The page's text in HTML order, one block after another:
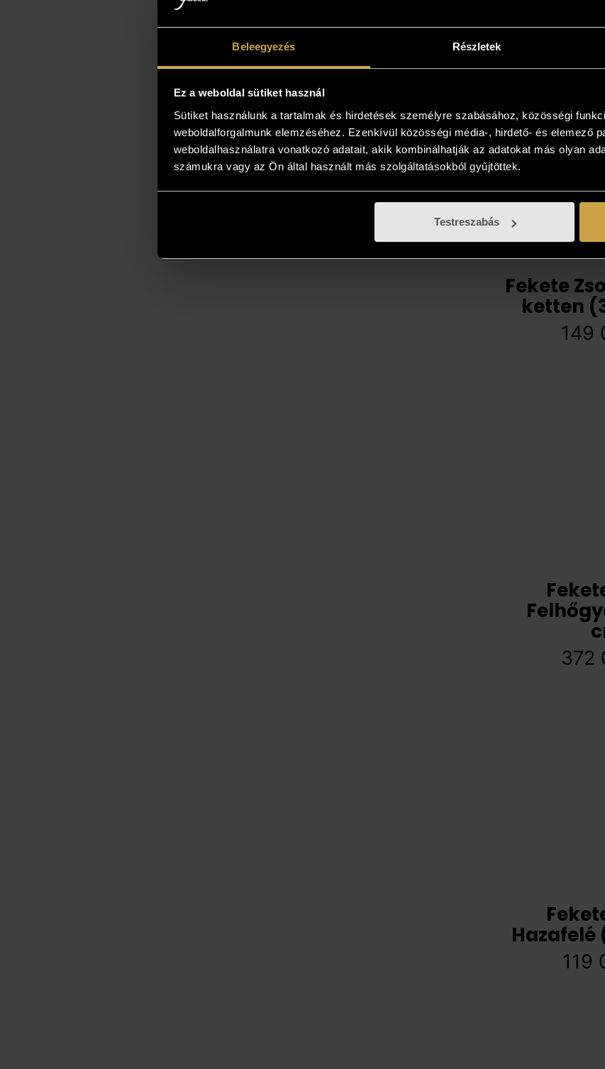
Beleegyezés Részletek
Ez a weboldal sütiket használ
Sütiket használunk a tartalmak és hirdetések személyre szabásához, közösségi
weboldalforgalmunk elemzéséhez. Ezenkívül közösségi média-, hirdető- és elemező
weboldalhasználatra vonatkozó adatait, akik kombinálhatják az adatokat más olyan
számukra vagy az Ön által használt más szolgáltatásokból gyűjtöttek.
Testreszabás
Fekete
ketten
149
372
Hazafelé
119